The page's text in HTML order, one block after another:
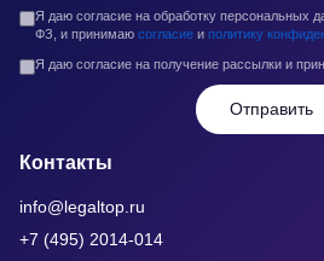
Я даю согласие на обработку персональных
ФЗ, и принимаю согласие и политику
Я даю согласие на получение рассылки и
Отправить
Контакты
info@legaltop.ru
+7 (495) 2014-014